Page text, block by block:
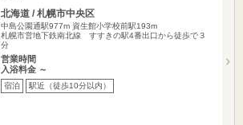
北海道 / 札幌市中央区
中島公園通駅977m 資生館小学校前駅193m
札幌市営地下鉄南北線 すすきの駅4番出口から徒歩で３
分
営業時間
入浴料金 ～
宿泊 駅近（徒歩10分以内）